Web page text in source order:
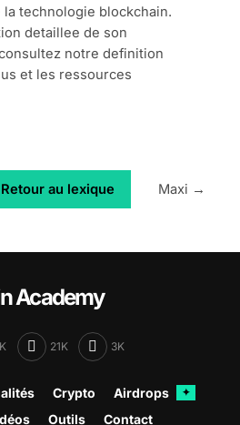
technologie blockchain.
detaillee de son
notre definition
et les ressources
Retour au lexique Maxi →
Academy
21K 3K
Crypto Airdrops ✦
Outils Contact